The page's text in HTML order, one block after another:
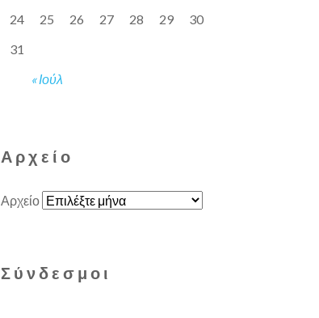
« Ιούλ
24 25 26 27 28 29
30
31
Αρχείο
Αρχείο
Σύνδεσμοι